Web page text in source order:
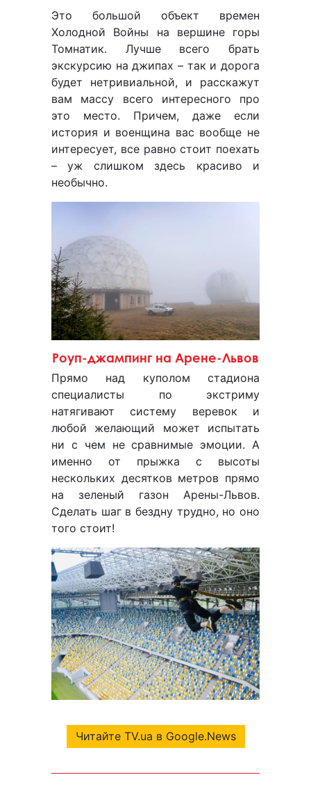
Это большой объект времен
Холодной Войны на вершине горы
Томнатик. Лучше всего брать
экскурсию на джипах – так и дорога
будет нетривиальной, и расскажут
вам массу всего интересного про
это место. Причем, даже если
история и военщина вас вообще не
интересует, все равно стоит поехать
– уж слишком здесь красиво и
необычно.
Роуп-джампинг на Арене-Львов
Прямо над куполом стадиона
специалисты по экстриму
натягивают систему веревок и
любой желающий может испытать
ни с чем не сравнимые эмоции. А
именно от прыжка с высоты
нескольких десятков метров прямо
на зеленый газон Арены-Львов.
Сделать шаг в бездну трудно, но оно
того стоит!
Читайте TV.ua в Google.News